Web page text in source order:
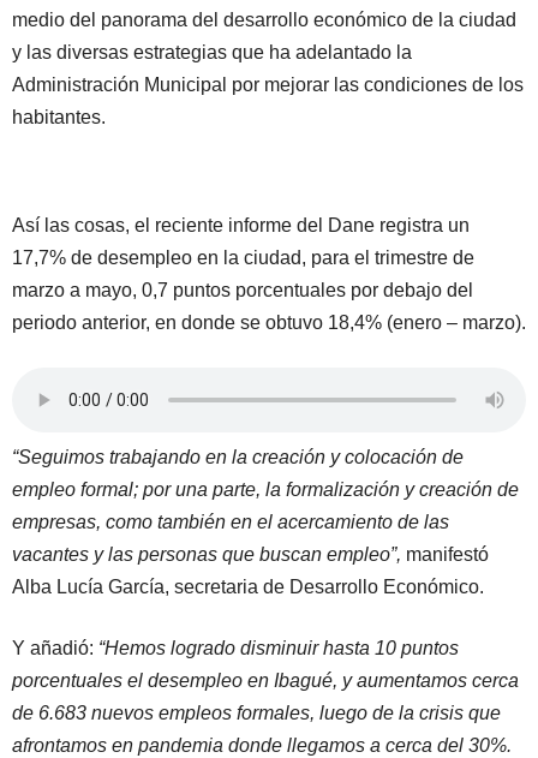
medio del panorama del desarrollo económico de la ciudad
y las diversas estrategias que ha adelantado la
Administración Municipal por mejorar las condiciones de los
habitantes.
Así las cosas, el reciente informe del Dane registra un
17,7% de desempleo en la ciudad, para el trimestre de
marzo a mayo, 0,7 puntos porcentuales por debajo del
periodo anterior, en donde se obtuvo 18,4% (enero – marzo).
“Seguimos trabajando en la creación y colocación de
empleo formal; por una parte, la formalización y creación de
empresas, como también en el acercamiento de las
vacantes y las personas que buscan empleo”, manifestó
Alba Lucía García, secretaria de Desarrollo Económico.
Y añadió: “Hemos logrado disminuir hasta 10 puntos
porcentuales el desempleo en Ibagué, y aumentamos cerca
de 6.683 nuevos empleos formales, luego de la crisis que
afrontamos en pandemia donde llegamos a cerca del 30%.